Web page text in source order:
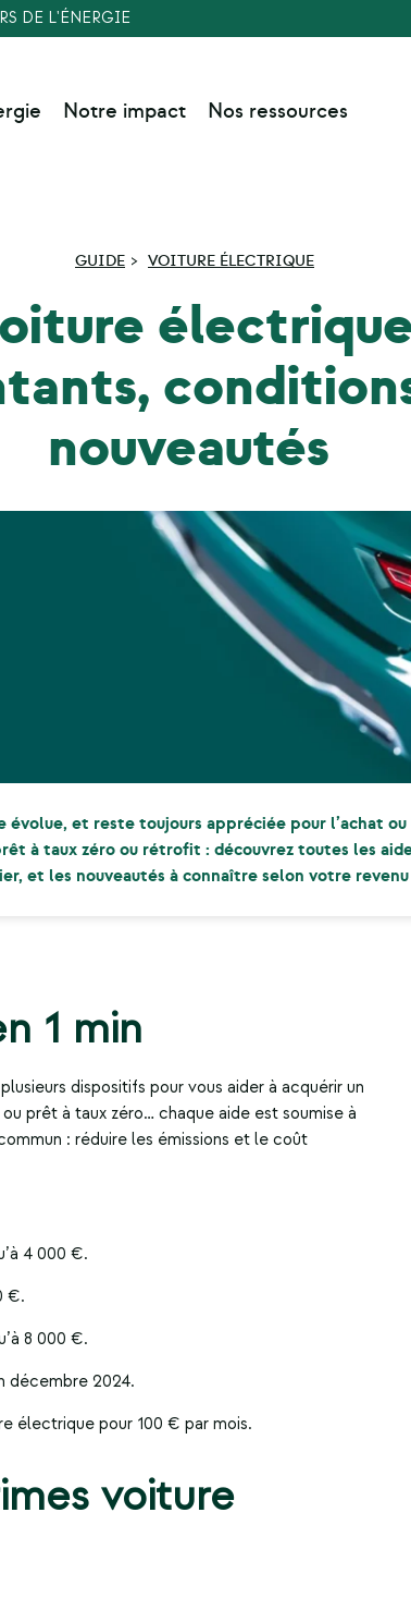
DE L'ÉNERGIE
Notre impact Nos ressources
GUIDE VOITURE ÉLECTRIQUE
nouveautés
et reste toujours appréciée pour l’achat
à taux zéro ou rétrofit : découvrez toutes les
et les nouveautés à connaître selon votre
1 min
dispositifs pour vous aider à acquérir un
prêt à taux zéro… chaque aide est soumise à
: réduire les émissions et le coût
4 000 €.
€.
8 000 €.
décembre 2024.
électrique pour 100 € par mois.
voiture